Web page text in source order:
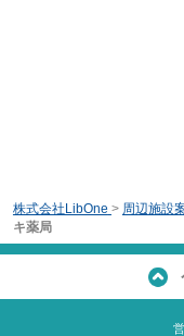
株式会社LibOne > 周辺施設
キ薬局